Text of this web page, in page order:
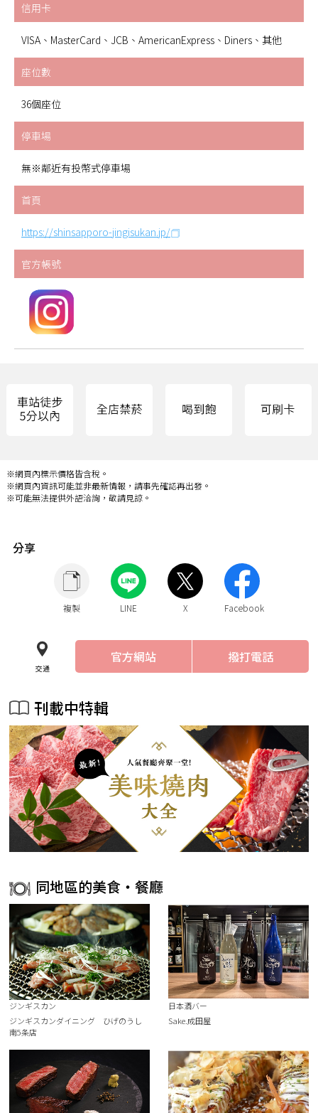
信用卡
VISA、MasterCard、JCB、AmericanExpress、Diners、其他
座位數
36個座位
停車場
無※鄰近有投幣式停車場
首頁
https://shinsapporo-jingisukan.jp/
官方帳號
※網頁內標示價格皆含稅。
※網頁內資訊可能並非最新情報，請事先確認再出發。
※可能無法提供外語洽詢，敬請見諒。
分享
複製 LINE X Facebook
交通
官方網站 撥打電話
刊載中特輯
同地區的美食・餐廳
ジンギスカン
ジンギスカンダイニング ひげのうし
南5条店
日本酒バー
Sake.成田屋